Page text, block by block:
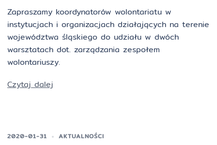
Zapraszamy koordynatorów wolontariatu w
instytucjach i organizacjach działających na terenie
województwa śląskiego do udziału w dwóch
warsztatach dot. zarządzania zespołem
wolontariuszy.
Czytaj dalej
2020-01-31 AKTUALNOŚCI